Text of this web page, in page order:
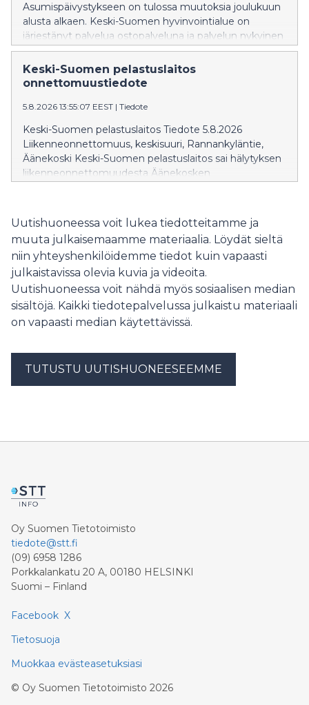
Asumispäivystykseen on tulossa muutoksia joulukuun
alusta alkaen. Keski-Suomen hyvinvointialue on
järjestänyt palvelua ostopalveluna ja palvelun nykyinen
ja ainut tuottaja Katulähetys ry on irtisanonut
sopimuksen päättymään 30.11. Asumispäivystyksessä
on vuodepaikkoja 10 hengelle.
Keski-Suomen pelastuslaitos
onnettomuustiedote
5.8.2026 13:55:07 EEST | Tiedote
Keski-Suomen pelastuslaitos Tiedote 5.8.2026
Liikenneonnettomuus, keskisuuri, Rannankyläntie,
Äänekoski Keski-Suomen pelastuslaitos sai hälytyksen
liikenneonnettomuudesta Äänekosken
Jyväskyläntietä, kun yhdistelmä suistui tieltä päätyen
Rannankyläntielle. Yhdistelmän perävaunu kaatui
onnettomuudessa ja Rannankyläntie on toistaiseksi
suljettu liikenteeltä. Onnettomuudessa ei aiheutunut
henkilövahinkoja.
Uutishuoneessa voit lukea tiedotteitamme ja
muuta julkaisemaamme materiaalia. Löydät sieltä
niin yhteyshenkilöidemme tiedot kuin vapaasti
julkaistavissa olevia kuvia ja videoita.
Uutishuoneessa voit nähdä myös sosiaalisen median
sisältöjä. Kaikki tiedotepalvelussa julkaistu materiaali
on vapaasti median käytettävissä.
TUTUSTU UUTISHUONEESEEMME
Oy Suomen Tietotoimisto
tiedote@stt.fi
(09) 6958 1286
Porkkalankatu 20 A, 00180 HELSINKI
Suomi – Finland
Facebook X
Tietosuoja
Muokkaa evästeasetuksiasi
© Oy Suomen Tietotoimisto 2026